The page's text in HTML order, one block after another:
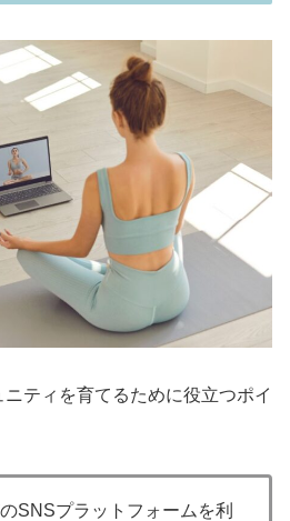
ティを育てるために役立つポイ
SNSプラットフォームを利